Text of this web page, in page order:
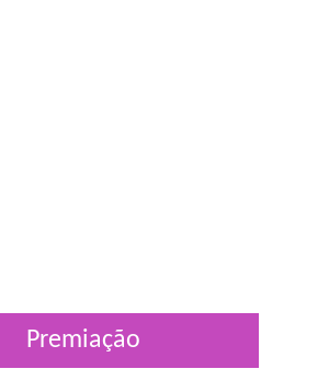
Premiação